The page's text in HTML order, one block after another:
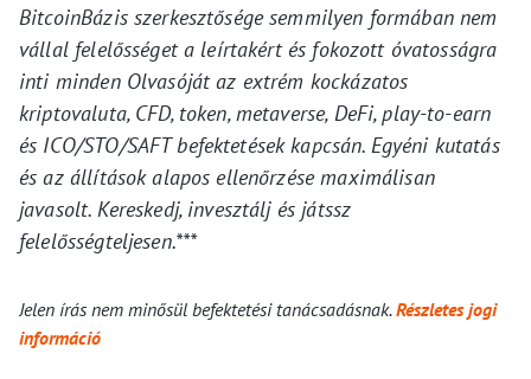
BitcoinBázis szerkesztősége semmilyen formában nem
vállal felelősséget a leírtakért és fokozott óvatosságra
inti minden Olvasóját az extrém kockázatos
kriptovaluta, CFD, token, metaverse, DeFi, play-to-earn
és ICO/STO/SAFT befektetések kapcsán. Egyéni kutatás
és az állítások alapos ellenőrzése maximálisan
javasolt. Kereskedj, invesztálj és játssz
felelősségteljesen.***
Jelen írás nem minősül befektetési tanácsadásnak.Részletes jogi
információ